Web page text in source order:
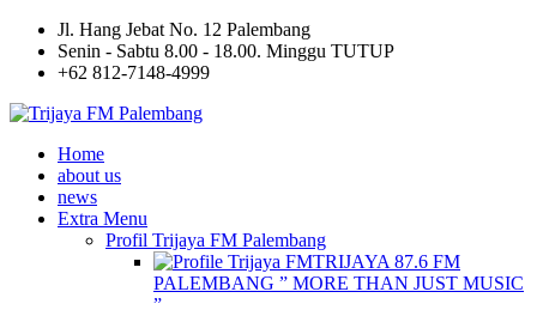
Jl. Hang Jebat No. 12 Palembang
Senin - Sabtu 8.00 - 18.00. Minggu TUTUP
+62 812-7148-4999
Home
about us
news
Extra Menu
Profil Trijaya FM Palembang
TRIJAYA 87.6 FM
PALEMBANG ” MORE THAN JUST MUSIC
”